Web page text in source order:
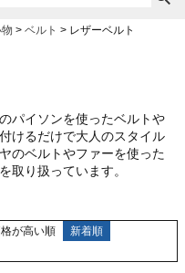
ベルト レザーベルト
パイソンを使ったベルトや
けるだけで大人のスタイル
のベルトやファーを使った
取り扱っています。
が高い順
新着順